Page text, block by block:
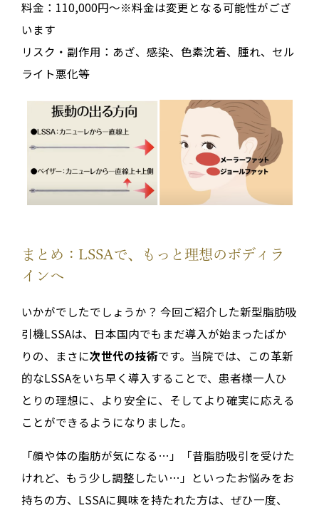
料金：110,000円～※料金は変更となる可能性がござ
います
リスク・副作用：あざ、感染、色素沈着、腫れ、セル
ライト悪化等
まとめ：LSSAで、もっと理想のボディラ
インへ
いかがでしたでしょうか？ 今回ご紹介した新型脂肪吸
引機LSSAは、日本国内でもまだ導入が始まったばか
りの、まさに次世代の技術です。当院では、この革新
的なLSSAをいち早く導入することで、患者様一人ひ
とりの理想に、より安全に、そしてより確実に応える
ことができるようになりました。
「顔や体の脂肪が気になる…」「昔脂肪吸引を受けた
けれど、もう少し調整したい…」といったお悩みをお
持ちの方、LSSAに興味を持たれた方は、ぜひ一度、